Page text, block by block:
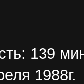
139
1988г.